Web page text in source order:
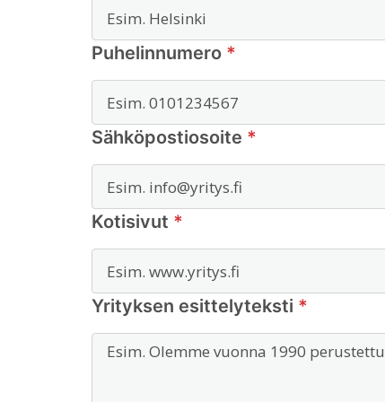
Puhelinnumero *
Sähköpostiosoite *
Kotisivut *
Yrityksen esittelyteksti *